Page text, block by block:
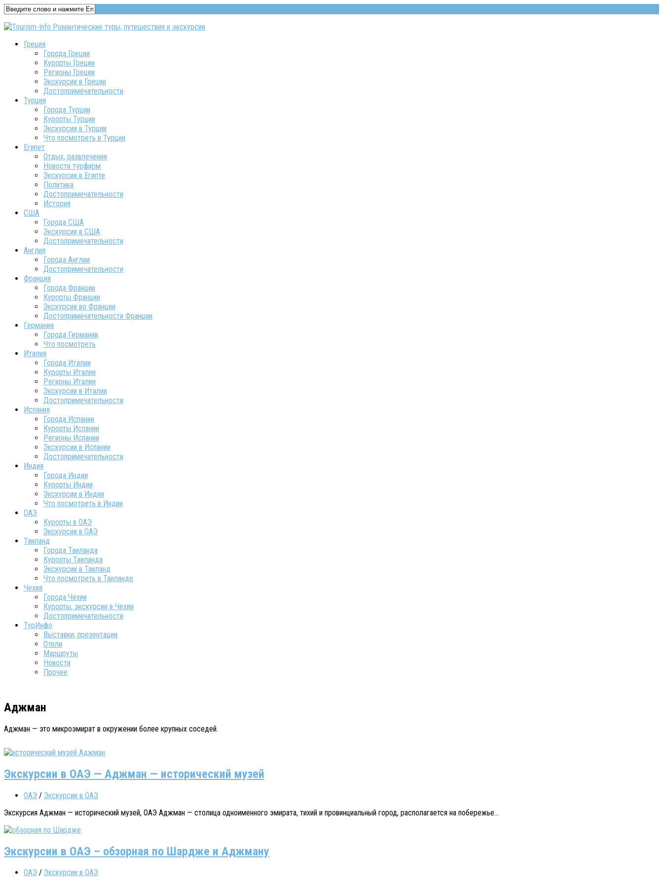
Греция
Города Греции
Курорты Греции
Регионы Греции
Экскурсии в Греции
Достопримечательности
Турция
Города Турции
Курорты Турции
Экскурсии в Турции
Что посмотреть в Турции
Египет
Отдых, развлечения
Новости турфирм
Экскурсии в Египте
Политика
Достопримечательности
История
США
Города США
Экскурсии в США
Достопримечательности
Англия
Города Англии
Достопримечательности
Франция
Города Франции
Курорты Франции
Экскурсии во Франции
Достопримечательности Франции
Германия
Города Германии
Что посмотреть
Италия
Города Италии
Курорты Италии
Регионы Италии
Экскурсии в Италии
Достопримечательности
Испания
Города Испании
Курорты Испании
Регионы Испании
Экскурсии в Испании
Достопримечательности
Индия
Города Индии
Курорты Индии
Экскурсии в Индии
Что посмотреть в Индии
ОАЭ
Курорты в ОАЭ
Экскурсии в ОАЭ
Таиланд
Города Таиланда
Курорты Таиланда
Экскурсии в Таиланд
Что посмотреть в Таиланде
Чехия
Города Чехии
Курорты, экскурсии в Чехии
Достопримечательности
ТурИнфо
Выставки, презентации
Отели
Маршруты
Новости
Прочее
Аджман
Аджман — это микроэмират в окружении более крупных соседей.
Экскурсии в ОАЭ — Аджман — исторический музей
ОАЭ / Экскурсии в ОАЭ
Экскурсия Аджман — исторический музей, ОАЭ Аджман — столица одноименного эмирата, тихий и провинциальный город, располагается на побережье...
Экскурсии в ОАЭ – обзорная по Шардже и Аджману
ОАЭ / Экскурсии в ОАЭ